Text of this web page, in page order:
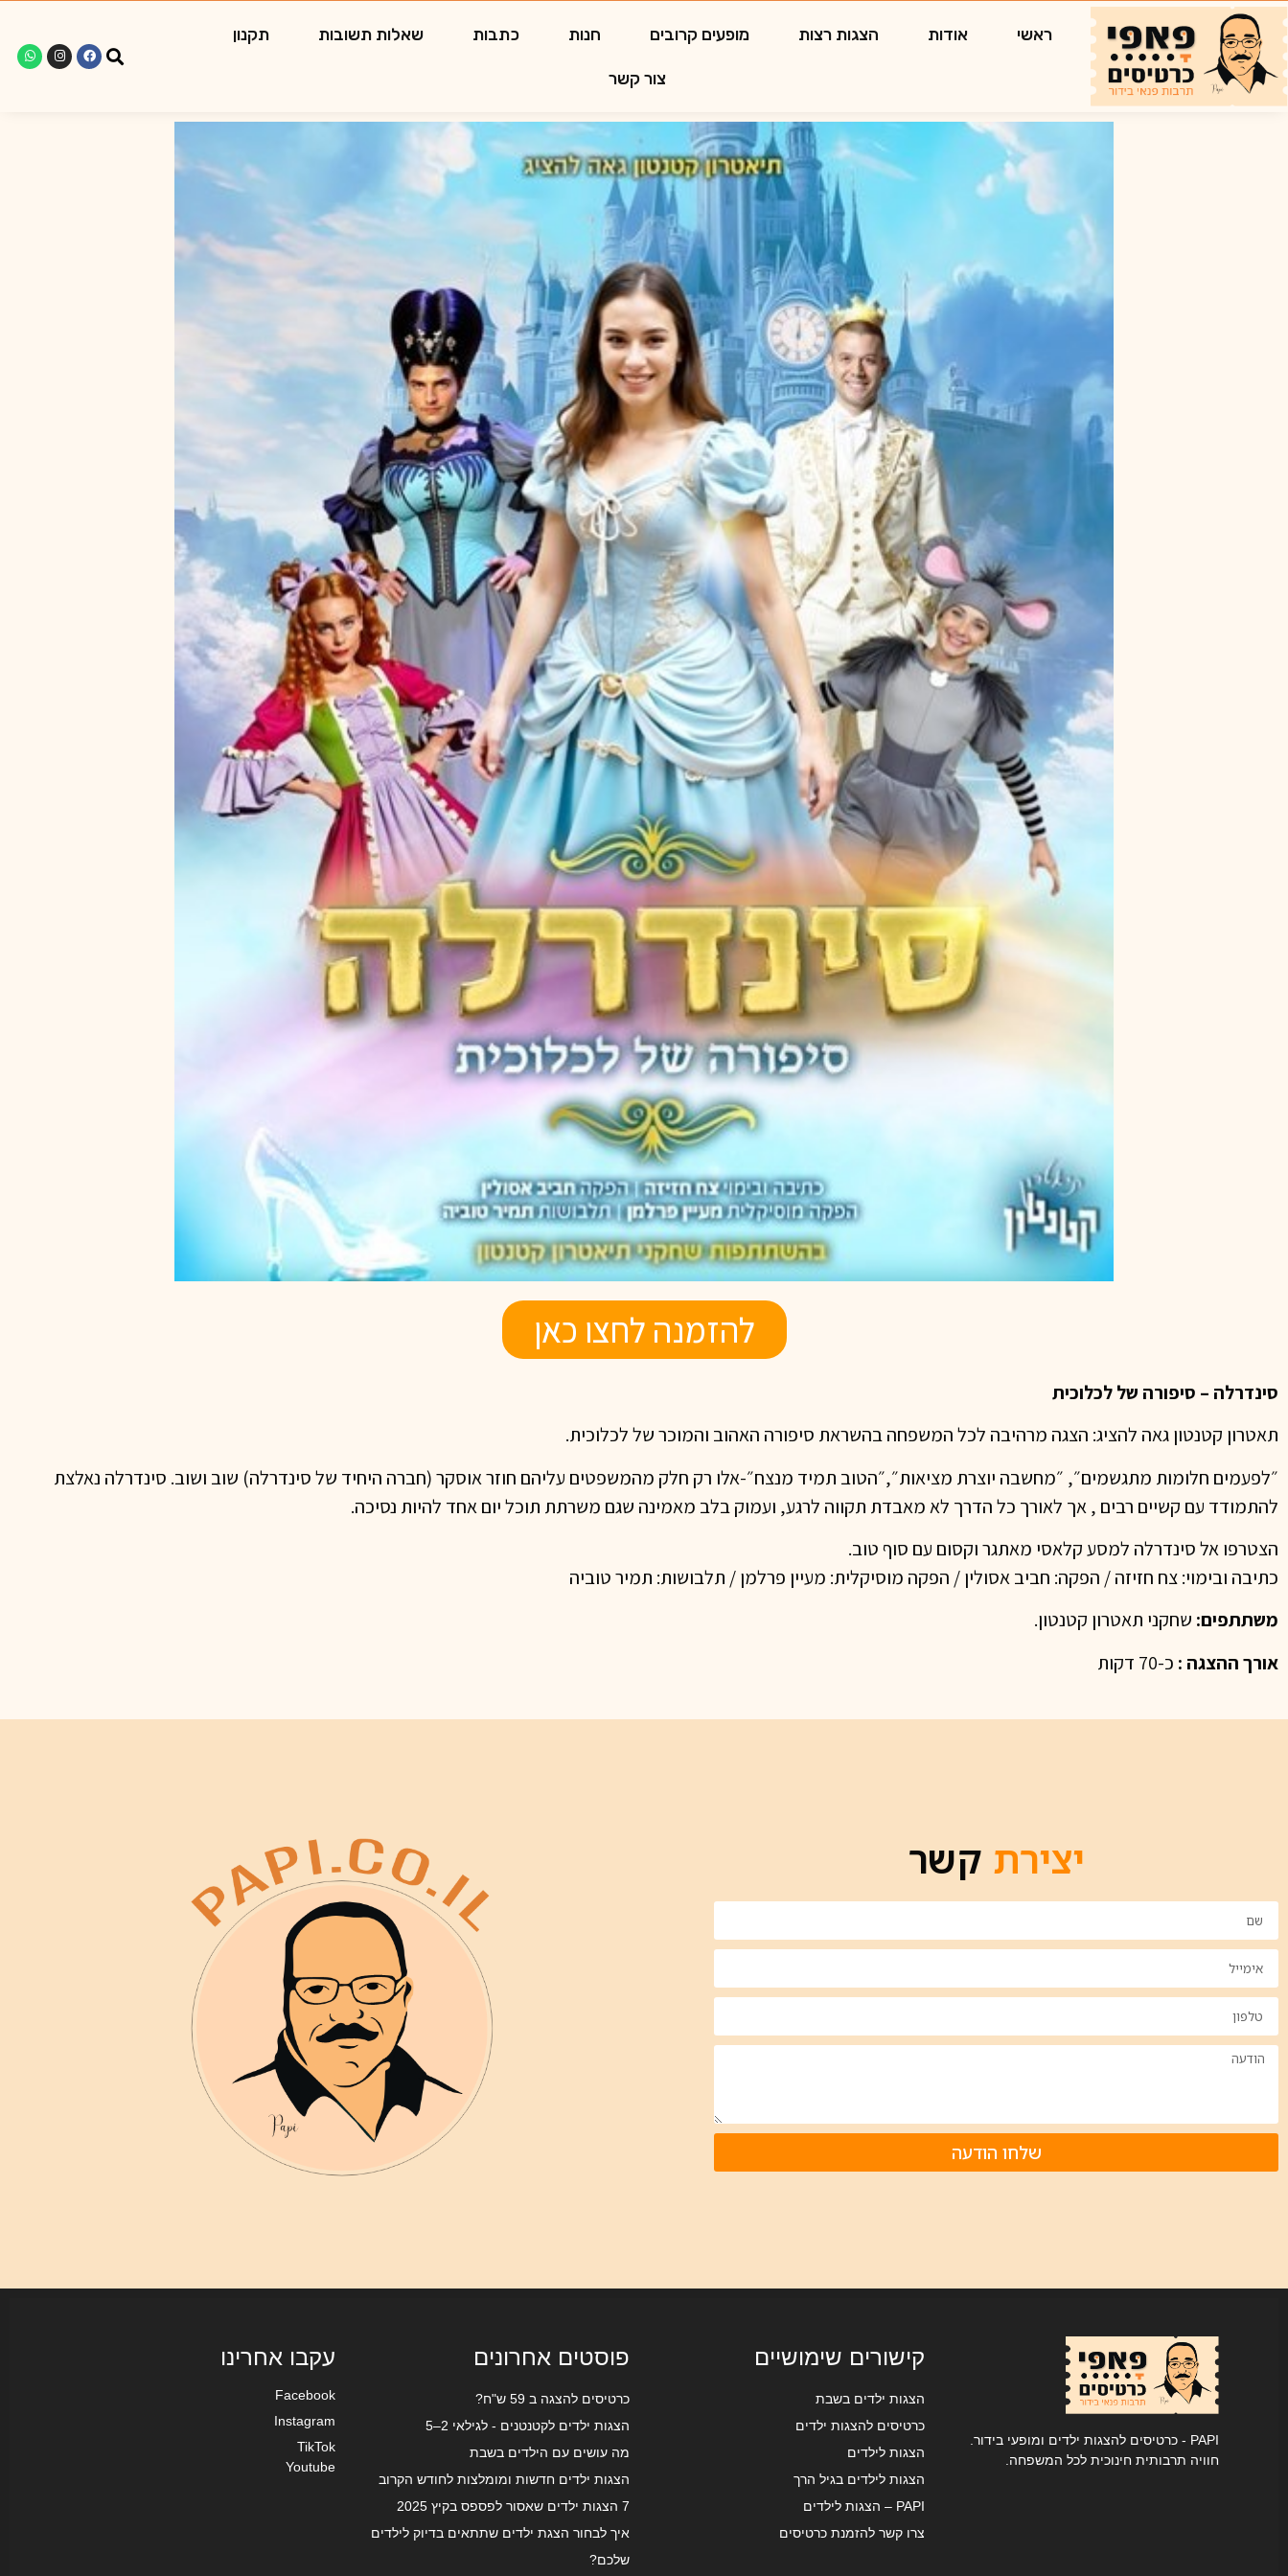
ראשי אודות הצגות רצות מופעים קרובים חנות כתבות שאלות תשובות תקנון
צור קשר
להזמנה לחצו כאן
סינדרלה – סיפורה של לכלוכית
תאטרון קטנטון גאה להציג: הצגה מרהיבה לכל המשפחה בהשראת סיפורה האהוב והמוכר של לכלוכית.
״לפעמים חלומות מתגשמים״, ״מחשבה יוצרת מציאות״,״הטוב תמיד מנצח״-אלו רק חלק מהמשפטים עליהם חוזר אוסקר (חברה היחיד של סינדרלה) שוב ושוב. סינדרלה נאלצת
להתמודד עם קשיים רבים , אך לאורך כל הדרך לא מאבדת תקווה לרגע, ועמוק בלב מאמינה שגם משרתת תוכל יום אחד להיות נסיכה.
הצטרפו אל סינדרלה למסע קלאסי מאתגר וקסום עם סוף טוב.
כתיבה ובימוי: צח חזיזה / הפקה: חביב אסולין / הפקה מוסיקלית: מעיין פרלמן / תלבושות: תמיר טוביה
משתתפים: שחקני תאטרון קטנטון.
אורך ההצגה : כ-70 דקות
יצירת קשר
שלחו הודעה
PAPI - כרטיסים להצגות ילדים ומופעי בידור.
חוויה תרבותית חינוכית לכל המשפחה.
קישורים שימושיים
הצגות ילדים בשבת
כרטיסים להצגות ילדים
הצגות לילדים
הצגות לילדים בגיל הרך
PAPI – הצגות לילדים
צרו קשר להזמנת כרטיסים
פוסטים אחרונים
כרטיסים להצגה ב 59 ש"ח?
הצגות ילדים לקטנטנים - לגילאי 2–5
מה עושים עם הילדים בשבת
הצגות ילדים חדשות ומומלצות לחודש הקרוב
7 הצגות ילדים שאסור לפספס בקיץ 2025
איך לבחור הצגת ילדים שתתאים בדיוק לילדים
שלכם?
עקבו אחרינו
Facebook
Instagram
TikTok
Youtube